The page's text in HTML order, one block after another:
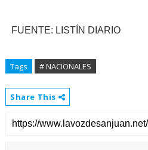
FUENTE: LISTÍN DIARIO
Tags # NACIONALES
Share This